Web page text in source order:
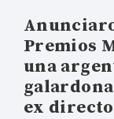
Premios
una
ex